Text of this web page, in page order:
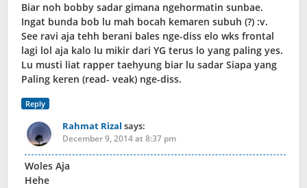
Biar noh bobby sadar gimana ngehormatin sunbae.
Ingat bunda bob lu mah bocah kemaren subuh (?) :v.
See ravi aja tehh berani bales nge-diss elo wks frontal
lagi lol aja kalo lu mikir dari YG terus lo yang paling yes.
Lu musti liat rapper taehyung biar lu sadar Siapa yang
Paling keren (read- veak) nge-diss.
Reply
Rahmat Rizal says:
December 9, 2014 at 8:37 pm
Woles Aja
Hehe